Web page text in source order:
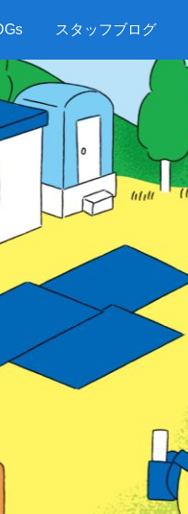
スタッフブログ